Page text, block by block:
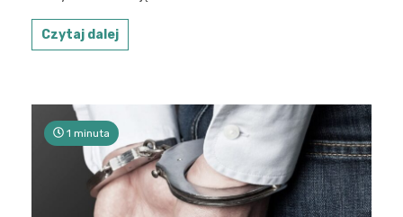
Czytaj dalej
1 minuta